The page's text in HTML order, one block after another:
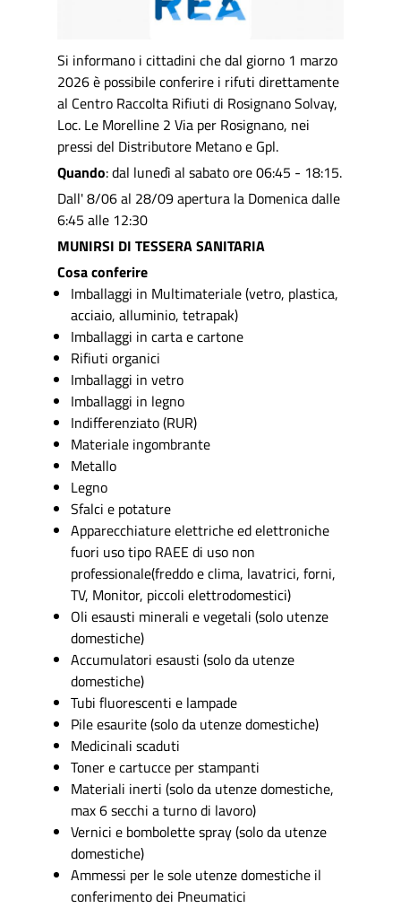
Si informano i cittadini che dal giorno 1 marzo
2026 è possibile conferire i rifuti direttamente
al Centro Raccolta Rifiuti di Rosignano Solvay,
Loc. Le Morelline 2 Via per Rosignano, nei
pressi del Distributore Metano e Gpl.
Quando: dal lunedì al sabato ore 06:45 - 18:15.
Dall' 8/06 al 28/09 apertura la Domenica dalle
6:45 alle 12:30
MUNIRSI DI TESSERA SANITARIA
Cosa conferire
Imballaggi in Multimateriale (vetro, plastica,
acciaio, alluminio, tetrapak)
Imballaggi in carta e cartone
Rifiuti organici
Imballaggi in vetro
Imballaggi in legno
Indifferenziato (RUR)
Materiale ingombrante
Metallo
Legno
Sfalci e potature
Apparecchiature elettriche ed elettroniche
fuori uso tipo RAEE di uso non
professionale(freddo e clima, lavatrici, forni,
TV, Monitor, piccoli elettrodomestici)
Oli esausti minerali e vegetali (solo utenze
domestiche)
Accumulatori esausti (solo da utenze
domestiche)
Tubi fluorescenti e lampade
Pile esaurite (solo da utenze domestiche)
Medicinali scaduti
Toner e cartucce per stampanti
Materiali inerti (solo da utenze domestiche,
max 6 secchi a turno di lavoro)
Vernici e bombolette spray (solo da utenze
domestiche)
Ammessi per le sole utenze domestiche il
conferimento dei Pneumatici